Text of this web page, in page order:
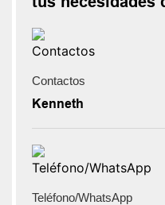
Contactos
Kenneth
Teléfono/WhatsApp